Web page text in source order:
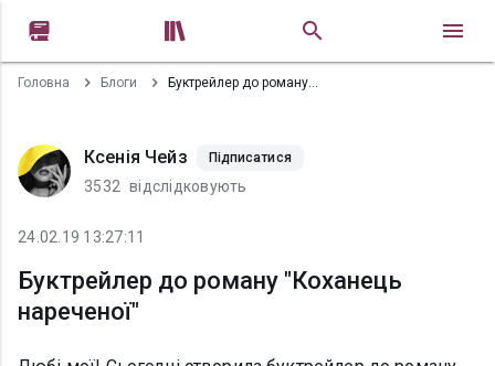
 
Головна Блоги Буктрейлер до роману "Коханець нареченої"
Ксенія Чейз Підписатися
3532 відслідковують
24.02.19 13:27:11
Буктрейлер до роману "Коханець
нареченої"